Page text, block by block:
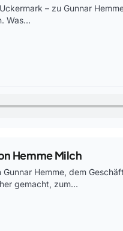
– zu Gunnar
Was…
Hemme Milch
Hemme, dem
gemacht, zum…